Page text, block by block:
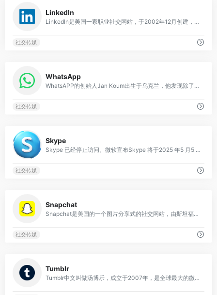
LinkedIn
LinkedIn是美国一家职业社交网站，于2002年12月创建，并于2003年5月5日在加利福尼亚州莫尼卡推出。LinkedIn在200个多个国家和地区拥有2亿多用户，拥有英语、法语、德语、意大利语、葡萄牙语、西班牙语、荷兰语、瑞典语、罗马尼亚、俄罗斯、土耳其、日本、捷克、波兰、韩国、印尼、马来等各国语言。据Quantcast报告，LinkedIn在美国每月拥有2140万独立访问者，在全球每月拥有4760万独立访问者。LinkedIn是全球最大的职场社交平台，主要更新的是各个公司的相关信息和业务活动，LinkedIn最吸引人的是B2B销售领域，能够以专业水准帮你找到目标客户的职业信息。留学生在美国找工作，必须要有 LinkedIn 帐号。
社交传媒
WhatsApp
WhatsAPP的创始人Jan Koum出生于乌克兰，他发现除了昂贵的通话之外没别的便捷方式跟别国的人联系。于是利用聊天平台打造了这款APP。现在，WhatsAPP仍是全球范围内使用最多的家人联系方式。它利用网络传送短信，能够利用智能手机中的联络人信息，查找也使用这个软件的联络人。除了传送文字外，亦可以传送图片、录音、视频、用户的身处位置及联络人信息。
社交传媒
Skype
Skype 已经停止访问。微软宣布Skype 将于2025 年5 月5 日正式停止服务。之后，用户将无法再使用Skype 应用或服务。微软鼓励用户迁移到 Microsoft Teams 免费版。
社交传媒
Snapchat
Snapchat是美国的一个图片分享式的社交网站，由斯坦福大学的几个学生创建于2011年，用户可以在Snapchat上拍照、录制影片、写文字和图画，并发送到自己在该应用上的好友列表。这些照片和影片被称为「快照」（Snaps），发送snaps时设定一个限制好友访问该snaps的时间，也就是这个APP最特别的一个功能，称为「阅后即焚」。许多青少年用这款app分享和浏览各种傻逼蠢萌囧照，而且也不用担心之后会尴尬（因为阅后即焚）。
社交传媒
Tumblr
Tumblr中文叫做汤博乐，成立于2007年，是全球最大的微博客平台和社交网站之一，也是轻博客网站的始祖。Tumblr是介于传统博客和微博之间的全新媒体形态，既注重表达，又注重社交，而且注重个性化设置，成为当前最受年轻人欢迎的社交网站之一。Tumblr允许用户们发表各种东西，包括文字，照片、引用、链接、聊天、音乐和视频的轻量级博客，它的功能其实和国内博客的功能相差不大。人们可以在 Tumblr 上找到和自己兴趣相同而在现实生活里又互相不认识的人。